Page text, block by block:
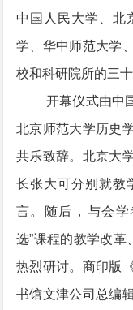
中国人民大学、北
学、华中师范大学
校和科研院所的三
开幕仪式由中
北京师范大学历史
共乐致辞。北京大
长张大可分别就教
言。随后，与会
选”课程的教学改革
热烈研讨。商印版
书馆文津公司总编